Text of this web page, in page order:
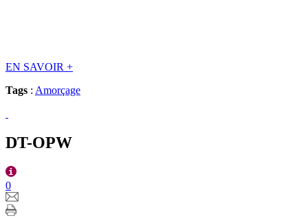
EN SAVOIR +
Tags : Amorçage
DT-OPW
0